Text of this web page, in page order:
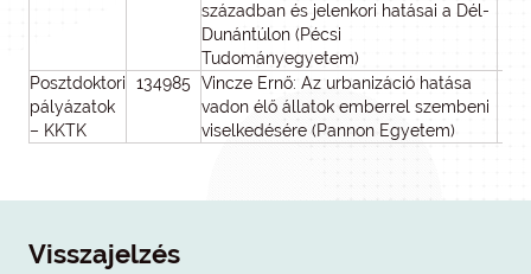
században és jelenkori hatásai a Dél-
Dunántúlon (Pécsi
Tudományegyetem)
Posztdoktori
pályázatok
– KKTK
134985 Vincze Ernő: Az urbanizáció hatása
vadon élő állatok emberrel szembeni
viselkedésére (Pannon Egyetem)
Visszajelzés